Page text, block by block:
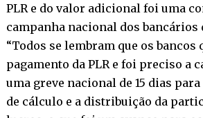
PLR e do valor adicional foi uma
campanha nacional dos bancários
“Todos se lembram que os
pagamento da PLR e foi preciso a
uma greve nacional de 15 dias
de cálculo e a distribuição da